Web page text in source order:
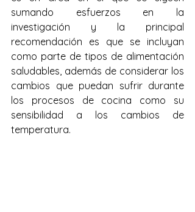
sumando esfuerzos en la
investigación y la principal
recomendación es que se incluyan
como parte de tipos de alimentación
saludables, además de considerar los
cambios que puedan sufrir durante
los procesos de cocina como su
sensibilidad a los cambios de
temperatura.